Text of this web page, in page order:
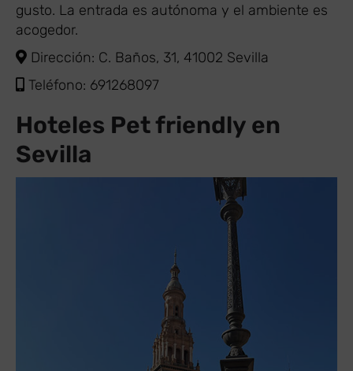
gusto. La entrada es autónoma y el ambiente es
acogedor.
Dirección: C. Baños, 31, 41002 Sevilla
Teléfono: 691268097
Hoteles Pet friendly en
Sevilla